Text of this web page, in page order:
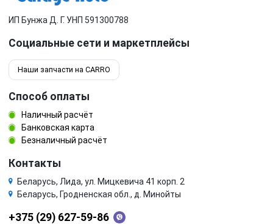
ИП Бунжа Д. Г. УНП 591300788
Социальные сети и маркетплейсы
Наши запчасти на CARRO
Способ оплаты
Наличный расчёт
Банковская карта
Безналичный расчёт
Контакты
Беларусь, Лида, ул. Мицкевича 41 корп. 2
Беларусь, Гродненская обл., д. Минойты
+375 (29) 627-59-86